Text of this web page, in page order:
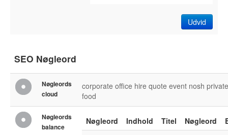
Udvid
SEO Nøgleord
Nøgleords
cloud
corporate office hire quote event nosh private
food
Nøgleords
balance
Nøgleord Indhold Titel Nøgleord